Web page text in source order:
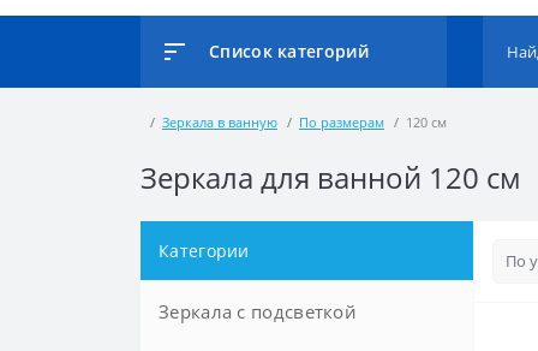
Список категорий
Зеркала в ванную По размерам 120 см
Зеркала для ванной 120 см
Категории
Зеркала с подсветкой